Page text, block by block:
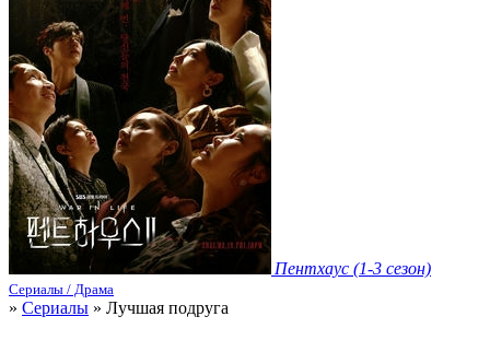
Пентхаус (1-3 сезон)
Сериалы / Драма
» Сериалы » Лучшая подруга